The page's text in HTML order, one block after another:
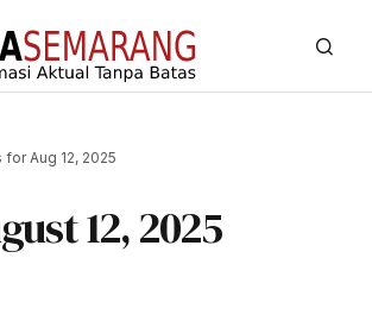
Aug 12, 2025
12, 2025